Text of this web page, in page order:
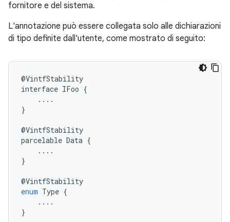
fornitore e del sistema.
L'annotazione può essere collegata solo alle dichiarazioni
di tipo definite dall'utente, come mostrato di seguito:
@VintfStability
interface IFoo {
....
}
@VintfStability
parcelable Data {
....
}
@VintfStability
enum Type {
....
}